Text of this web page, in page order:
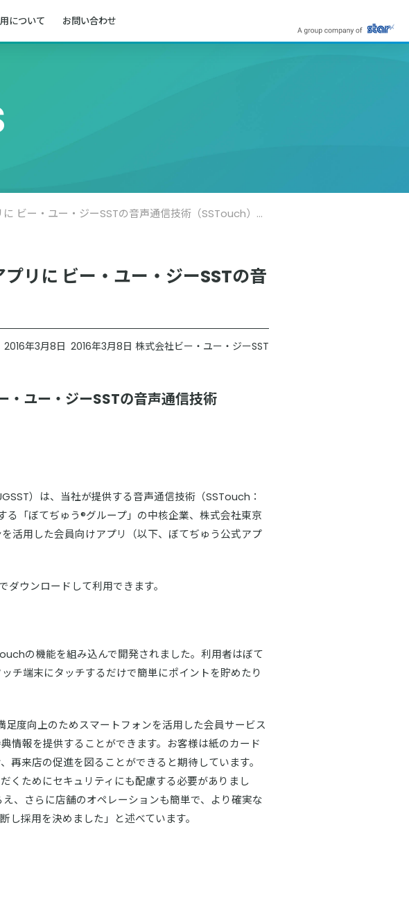
について お問い合わせ
ぼてぢゅう®グループがスマートフォン会員向けアプリに ビー・ユー・ジーSSTの音声通信技術（SSTouch）を採用
リに ビー・ユー・ジーSSTの音
2016年3月8日 2016年3月8日 株式会社ビー・ユー・ジーSST
・ユー・ジーSSTの音声通信技術
）は、当社が提供する音声通信技術（SSTouch：
「ぼてぢゅう®グループ」の中核企業、株式会社東京
活用した会員向けアプリ（以下、ぼてぢゅう公式アプ
ウンロードして利用できます。
の機能を組み込んで開発されました。利用者はぼて
チ端末にタッチするだけで簡単にポイントを貯めたり
度向上のためスマートフォンを活用した会員サービス
情報を提供することができます。お客様は紙のカード
来店の促進を図ることができると期待しています。
くためにセキュリティにも配慮する必要がありまし
、さらに店舗のオペレーションも簡単で、より確実な
採用を決めました」と述べています。